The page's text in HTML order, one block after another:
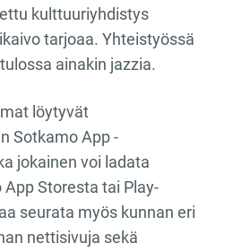
kulttuuriyhdistys
tarjoaa. Yhteistyössä
ainakin jazzia.
löytyvät
Sotkamo App -
jokainen voi ladata
Storesta tai Play-
seurata myös kunnan eri
nettisivuja sekä